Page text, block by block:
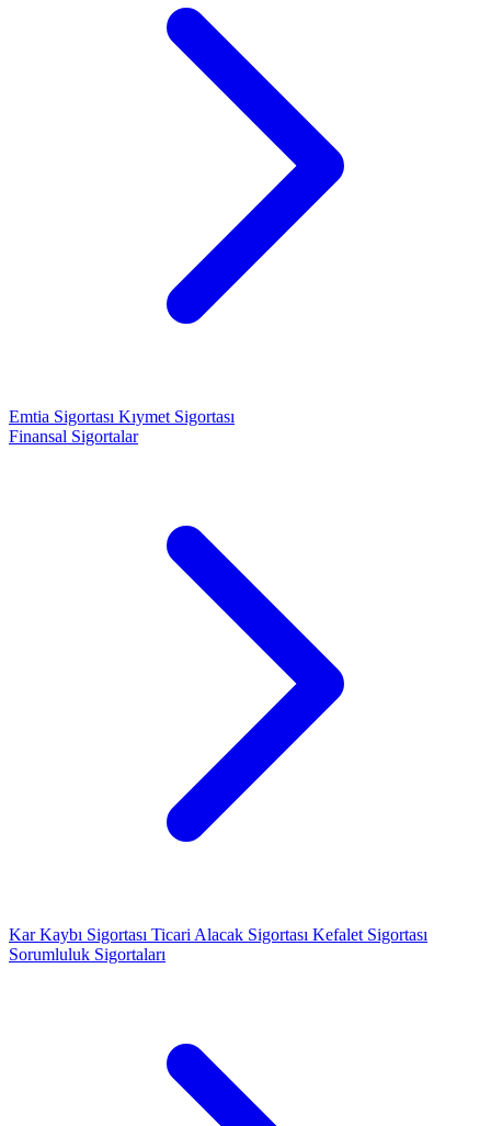
Emtia Sigortası Kıymet Sigortası
Finansal Sigortalar
Kar Kaybı Sigortası Ticari Alacak Sigortası Kefalet Sigortası
Sorumluluk Sigortaları